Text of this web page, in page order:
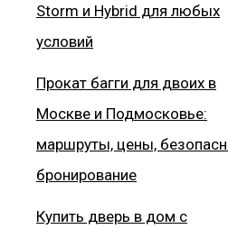
Storm и Hybrid для любых
условий
Прокат багги для двоих в
Москве и Подмосковье:
маршруты, цены,
бронирование
Купить дверь в дом с